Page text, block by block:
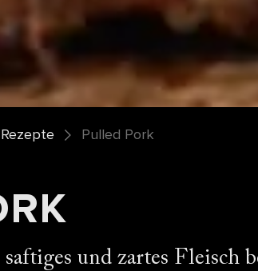
Rezepte Pulled Pork
und zartes Fleisch